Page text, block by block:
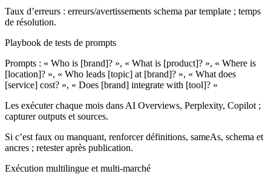
Taux d’erreurs : erreurs/avertissements schema par template ; temps
de résolution.
Playbook de tests de prompts
Prompts : « Who is [brand]? », « What is [product]? », « Where is
[location]? », « Who leads [topic] at [brand]? », « What does
[service] cost? », « Does [brand] integrate with [tool]? »
Les exécuter chaque mois dans AI Overviews, Perplexity, Copilot ;
capturer outputs et sources.
Si c’est faux ou manquant, renforcer définitions, sameAs, schema et
ancres ; retester après publication.
Exécution multilingue et multi‑marché